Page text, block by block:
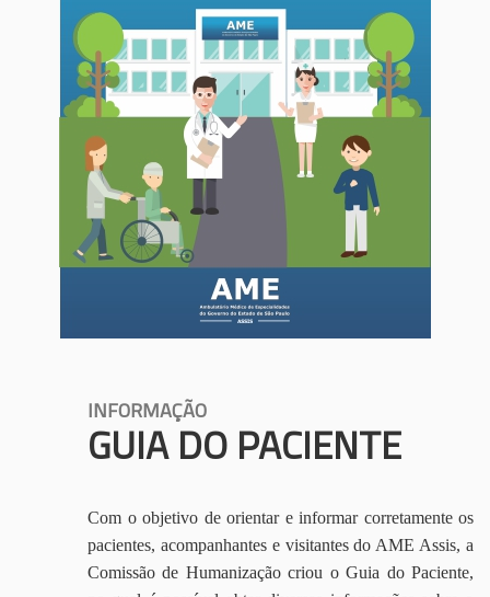
INFORMAÇÃO
GUIA DO PACIENTE
Com o objetivo de orientar e informar corretamente os
pacientes, acompanhantes e visitantes do AME Assis, a
Comissão de Humanização criou o Guia do Paciente,